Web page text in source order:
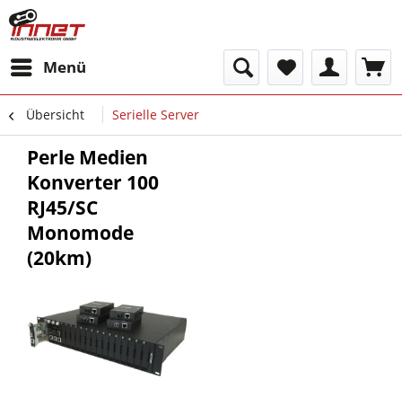
Menü
Übersicht Serielle Server
Perle Medien
Konverter 100
RJ45/SC
Monomode
(20km)